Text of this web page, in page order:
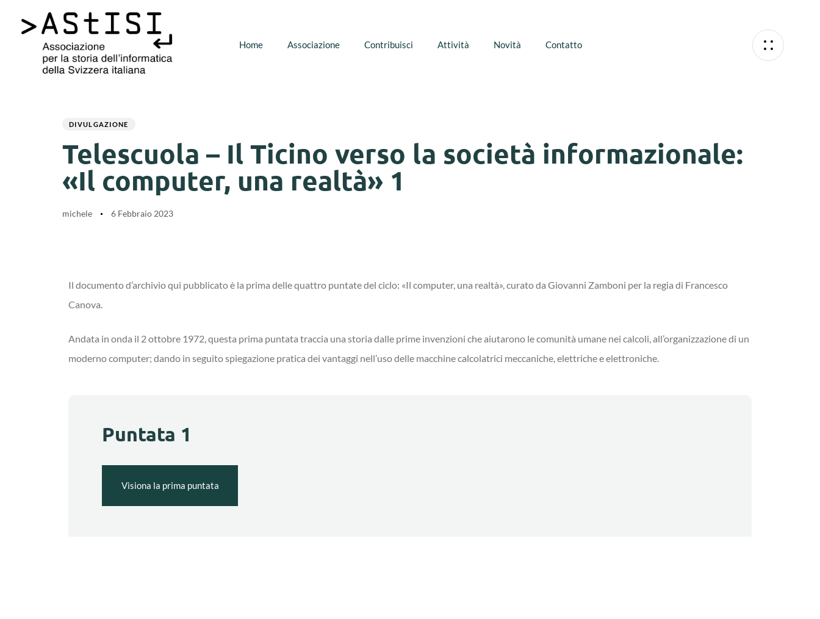
Home Associazione Contribuisci Attività Novità Contatto
DIVULGAZIONE
Telescuola – Il Ticino verso la società informazionale:
«Il computer, una realtà» 1
michele 6 Febbraio 2023
Il documento d’archivio qui pubblicato è la prima delle quattro puntate del ciclo: «Il computer, una realtà», curato da Giovanni Zamboni per la regia di Francesco
Canova.
Andata in onda il 2 ottobre 1972, questa prima puntata traccia una storia dalle prime invenzioni che aiutarono le comunità umane nei calcoli, all’organizzazione di un
moderno computer; dando in seguito spiegazione pratica dei vantaggi nell’uso delle macchine calcolatrici meccaniche, elettriche e elettroniche.
Puntata 1
Visiona la prima puntata